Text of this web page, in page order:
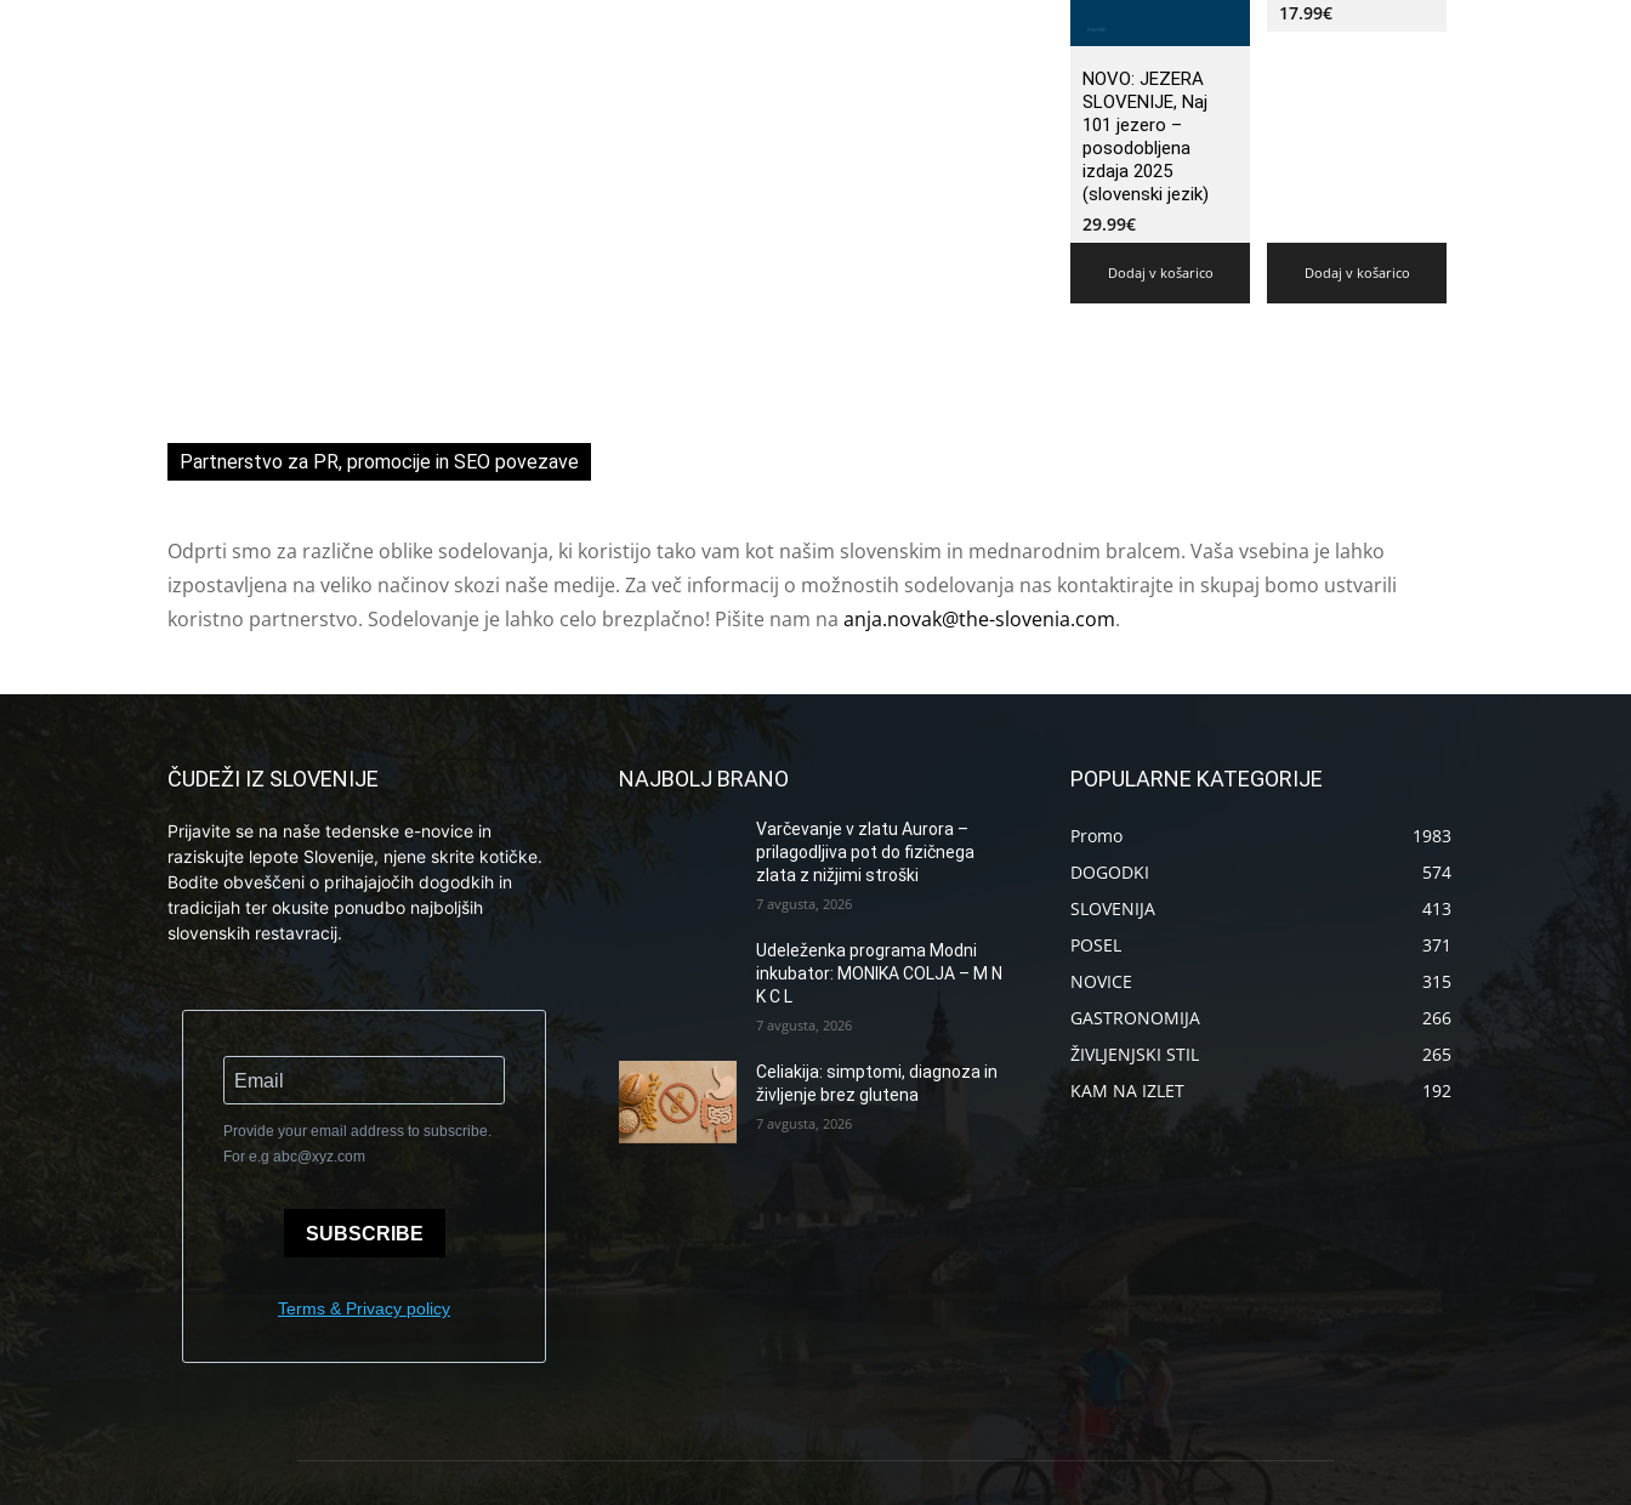
NOVO: JEZERA
SLOVENIJE, Naj
101 jezero –
posodobljena
izdaja 2025
(slovenski jezik)
29.99€
Dodaj v košarico
17.99€
Dodaj v košarico
Partnerstvo za PR, promocije in SEO povezave
Odprti smo za različne oblike sodelovanja, ki koristijo tako vam kot našim slovenskim in mednarodnim bralcem. Vaša vsebina je lahko
izpostavljena na veliko načinov skozi naše medije. Za več informacij o možnostih sodelovanja nas kontaktirajte in skupaj bomo ustvarili
koristno partnerstvo. Sodelovanje je lahko celo brezplačno! Pišite nam na anja.novak@the-slovenia.com.
ČUDEŽI IZ SLOVENIJE
Prijavite se na naše tedenske e-novice in
raziskujte lepote Slovenije, njene skrite kotičke.
Bodite obveščeni o prihajajočih dogodkih in
tradicijah ter okusite ponudbo najboljših
slovenskih restavracij.
Provide your email address to subscribe.
For e.g abc@xyz.com
SUBSCRIBE
Terms & Privacy policy
NAJBOLJ BRANO
Varčevanje v zlatu Aurora –
prilagodljiva pot do fizičnega
zlata z nižjimi stroški
7 avgusta, 2026
Udeleženka programa Modni
inkubator: MONIKA COLJA – M N
K C L
7 avgusta, 2026
Celiakija: simptomi, diagnoza in
življenje brez glutena
7 avgusta, 2026
POPULARNE KATEGORIJE
Promo
1983
DOGODKI
574
SLOVENIJA
413
POSEL
371
NOVICE
315
GASTRONOMIJA
266
ŽIVLJENJSKI STIL
265
KAM NA IZLET
192